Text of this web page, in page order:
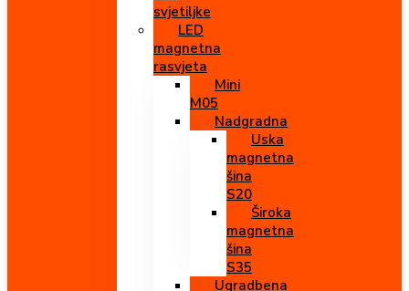
svjetiljke
LED
magnetna
rasvjeta
Mini
M05
Nadgradna
Uska
magnetna
šina
S20
Široka
magnetna
šina
S35
Ugradbena